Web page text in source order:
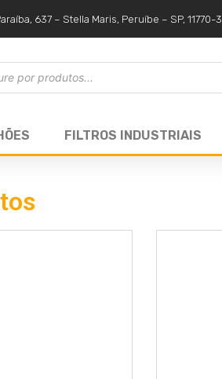
637 – Stella Maris, Peruíbe – SP, 11770-
FILTROS INDUSTRIAIS